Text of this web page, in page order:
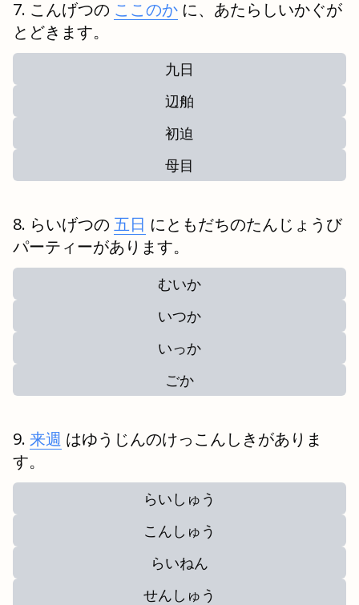
こんげつの ここのか に、あたらしいかぐが
とどきます。
九日
辺舶
初迫
母目
らいげつの 五日 にともだちのたんじょうび
パーティーがあります。
むいか
いつか
いっか
ごか
来週 はゆうじんのけっこんしきがありま
す。
らいしゅう
こんしゅう
らいねん
せんしゅう